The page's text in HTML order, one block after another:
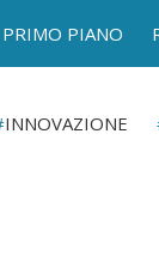
PIANO
INNOVAZIONE